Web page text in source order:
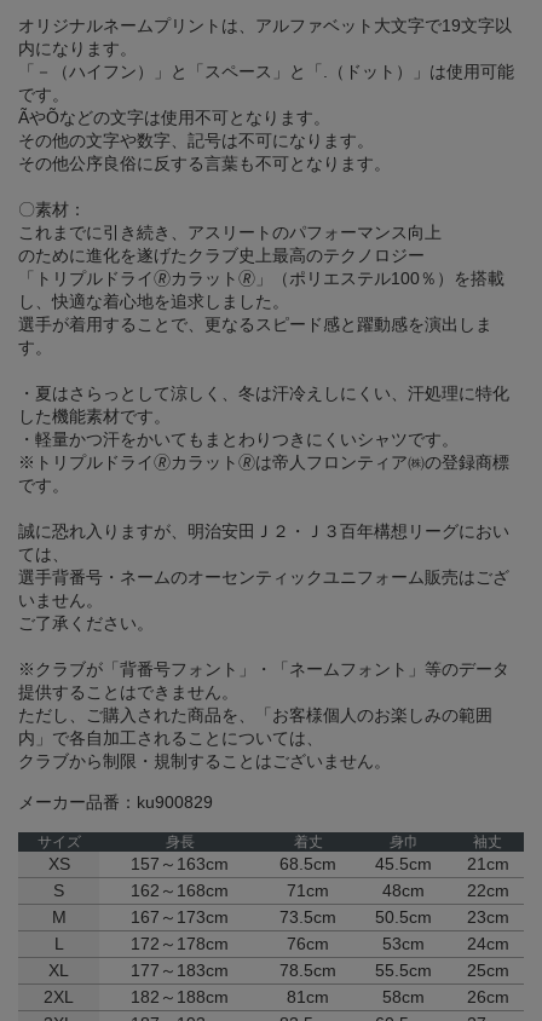
オリジナルネームプリントは、アルファベット大文字で19文字以
内になります。
「－（ハイフン）」と「スペース」と「.（ドット）」は使用可能
です。
ÃやÕなどの文字は使用不可となります。
その他の文字や数字、記号は不可になります。
その他公序良俗に反する言葉も不可となります。
〇素材：
これまでに引き続き、アスリートのパフォーマンス向上
のために進化を遂げたクラブ史上最高のテクノロジー
「トリプルドライ🄬カラット🄬」（ポリエステル100％）を搭載
し、快適な着心地を追求しました。
選手が着用することで、更なるスピード感と躍動感を演出しま
す。
・夏はさらっとして涼しく、冬は汗冷えしにくい、汗処理に特化
した機能素材です。
・軽量かつ汗をかいてもまとわりつきにくいシャツです。
※トリプルドライ🄬カラット🄬は帝人フロンティア㈱の登録商標
です。
誠に恐れ入りますが、明治安田Ｊ２・Ｊ３百年構想リーグにおい
ては、
選手背番号・ネームのオーセンティックユニフォーム販売はござ
いません。
ご了承ください。
※クラブが「背番号フォント」・「ネームフォント」等のデータ
提供することはできません。
ただし、ご購入された商品を、「お客様個人のお楽しみの範囲
内」で各自加工されることについては、
クラブから制限・規制することはございません。
メーカー品番：ku900829
サイズ 身長 着丈 身巾 袖丈
XS 157～163cm 68.5cm 45.5cm
21cm
S
162～168cm 71cm 48cm
22cm
M
167～173cm 73.5cm 50.5cm
23cm
L
172～178cm 76cm 53cm
24cm
XL
177～183cm 78.5cm 55.5cm
25cm
2XL
182～188cm 81cm 58cm
26cm